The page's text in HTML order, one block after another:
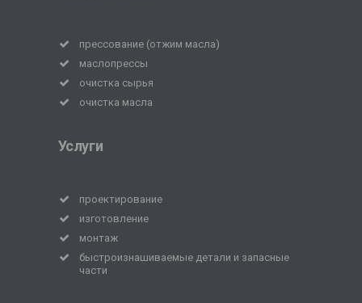
прессование (отжим масла)
маслопрессы
очистка сырья
очистка масла
Услуги
проектирование
изготовление
монтаж
быстроизнашиваемые детали и запасные
части